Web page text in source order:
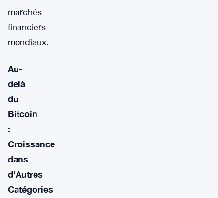
marchés
financiers
mondiaux.
Au-
delà
du
Bitcoin
:
Croissance
dans
d’Autres
Catégories